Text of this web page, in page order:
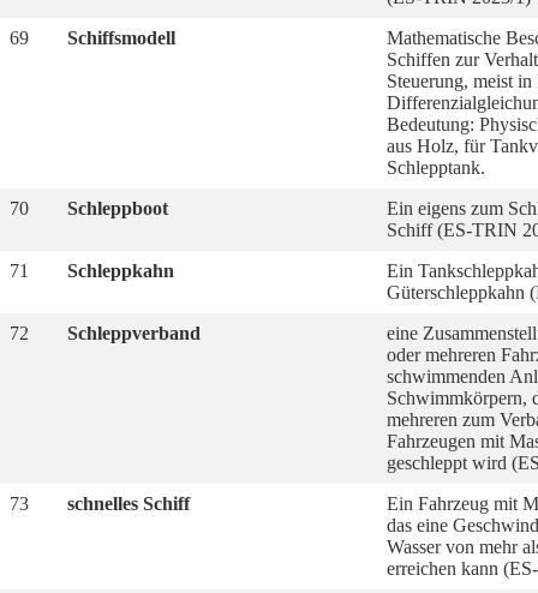
69
Schiffsmodell
Mathematische
Schiffen zur
Steuerung, meist
Bedeutung:
aus Holz, für
Schlepptank.
70
Schleppboot
Ein eigens zum
Schiff (ES-TRIN
71
Schleppkahn
Ein
Güterschleppkahn
72
Schleppverband
eine
oder mehreren
schwimmenden
Schwimmkörpern,
mehreren zum
Fahrzeugen mit
geschleppt wird
73
schnelles Schiff
Ein Fahrzeug mit
das eine
Wasser von mehr
erreichen kann